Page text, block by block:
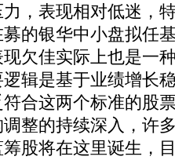
，表现相对低迷，
的银华中小盘拟任
欠佳实际上也是一
辑是基于业绩增长
合这两个标准的股
整的持续深入，许
股将在这里诞生，